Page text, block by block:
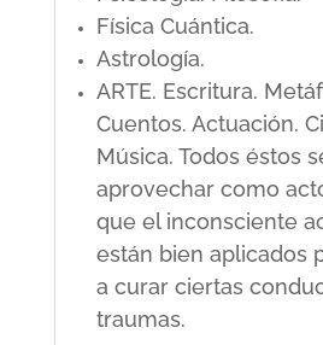
Física Cuántica.
Astrología.
ARTE. Escritura.
Cuentos. Actuación.
Música. Todos éstos
aprovechar como
que el inconsciente
están bien aplicados
a curar ciertas
traumas.